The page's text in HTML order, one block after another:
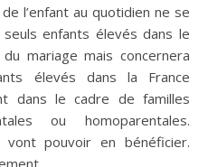
l’enfant au quotidien ne se
enfants élevés dans le
mariage mais concernera
élevés dans la France
dans le cadre de familles
ou homoparentales.
vont pouvoir en bénéficier.